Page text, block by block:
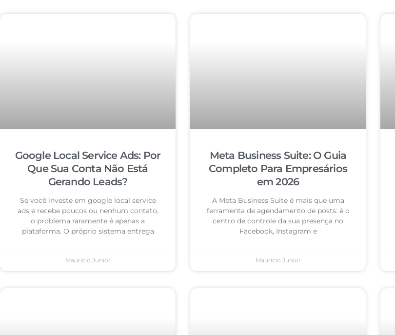
Google Local Service Ads: Por
Que Sua Conta Não Está
Gerando Leads?
Se você investe em google local service
ads e recebe poucos ou nenhum contato,
o problema raramente é apenas a
plataforma. O próprio sistema entrega
Mauricio Junior
Meta Business Suite: O Guia
Completo Para Empresários
em 2026
A Meta Business Suite é mais que uma
ferramenta de agendamento de posts: é o
centro de controle da sua presença no
Facebook, Instagram e
Mauricio Junior